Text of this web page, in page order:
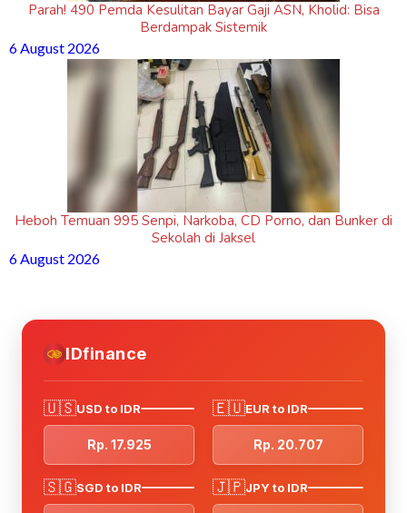
Parah! 490 Pemda Kesulitan Bayar Gaji ASN, Kholid: Bisa
Berdampak Sistemik
6 August 2026
Heboh Temuan 995 Senpi, Narkoba, CD Porno, dan Bunker di
Sekolah di Jaksel
6 August 2026
IDfinance
🇺🇸USD to IDR
Rp. 17.925
🇪🇺EUR to IDR
Rp. 20.707
🇸🇬SGD to IDR 🇯🇵JPY to IDR